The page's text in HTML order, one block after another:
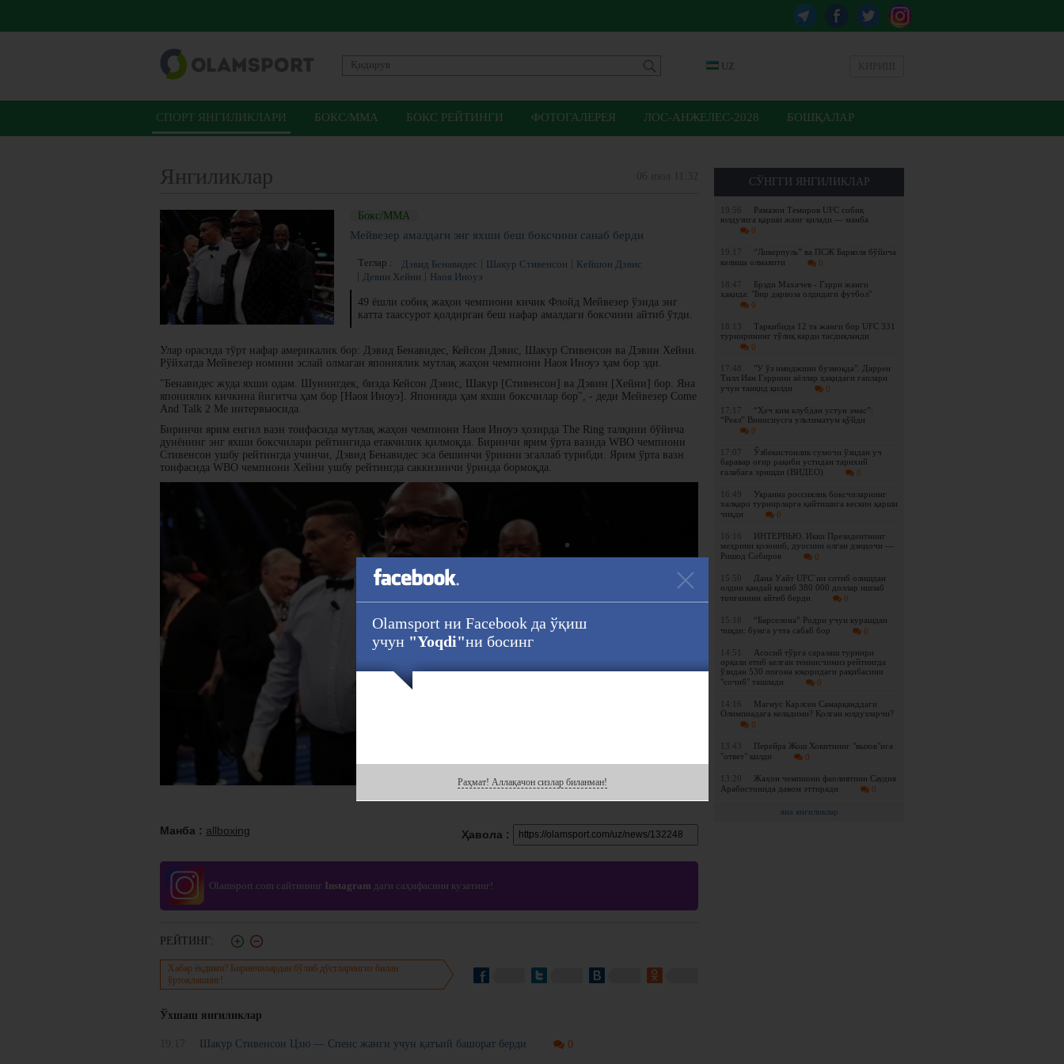
UZ
СПОРТ ЯНГИЛИКЛАРИ БОКС/ММА БОКС РЕЙТИНГИ ФОТОГАЛЕРЕЯ ЛОС-АНЖЕЛЕС-2028 БОШҚАЛАР
СЎНГГИ ЯНГИЛИКЛАР
19:56
Рамазон Темиров UFC собиқ
юлдузига қарши жанг қилади — манба
0
19:17
“Ливерпуль” ва ПСЖ Барколя бўйича
келиша олмаяпти
0
18:47
Брэди Махачев - Гэрри жанги
ҳақида: "Бир дарвоза олдидаги футбол"
0
18:13
Таркибида 12 та жанги бор UFC 331
турнирининг тўлиқ карди тасдиқланди
0
17:48
"У ўз имиджини бузмоқда". Даррен
Тилл Иан Гэррини аёллар ҳақидаги гаплари
учун танқид қилди
0
17:17
“Ҳеч ким клубдан устун эмас”:
“Реал” Винисиусга ультиматум қўйди
0
17:07
Ўзбекистонлик сумочи ўзидан уч
баравар оғир рақиби устидан тарихий
ғалабага эришди (ВИДЕО)
0
16:49
Украина россиялик боксчиларнинг
халқаро турнирларга қайтишига кескин қарши
чиқди
0
16:16
ИНТЕРВЬЮ. Икки Президентнинг
меҳрини қозониб, дуосини олган дзюдочи —
Ришод Собиров
0
15:50
Дана Уайт UFC`ни сотиб олишдан
олдин қандай қилиб 380 000 доллар ишлаб
топганини айтиб берди
0
15:18
“Барселона” Родри учун курашдан
чиқди: бунга учта сабаб бор
0
14:51
Асосий тўрга саралаш турнири
орқали етиб келган теннисчимиз рейтингда
ўзидан 530 поғона юқоридаги рақибасини
"сочиб" ташлади
0
14:16
Магнус Карлсен Самарқанддаги
Олимпиадага келадими? Қолган юлдузларчи?
0
13:43
Перейра Жош Хокитнинг "вызов"ига
"ответ" қилди
0
13:20
Жаҳон чемпиони фаолиятини Саудия
Арабистонида давом эттиради
0
яна янгиликлар
Янгиликлар
Бокс/ММА
Мейвезер амалдаги энг яхши беш боксчини санаб берди
Теглар : Дэвид Бенавидес Шакур Стивенсон
Кейшон Дэвис
Девин Хейни
Наоя Иноуэ
49 ёшли собиқ жаҳон чемпиони кичик Флойд Мейвезер ўзида энг
катта таассурот қолдирган беш нафар амалдаги боксчини айтиб ўтди.
Улар орасида тўрт нафар америкалик бор: Дэвид Бенавидес, Кейсон Дэвис, Шакур Стивенсон ва Дэвин Хейни.
Рўйхатда Мейвезер номини эслай олмаган япониялик мутлақ жаҳон чемпиони Наоя Иноуэ ҳам бор эди.
"Бенавидес жуда яхши одам. Шунингдек, бизда Кейсон Дэвис, Шакур [Стивенсон] ва Дэвин [Хейни] бор. Яна
япониялик кичкина йигитча ҳам бор [Наоя Иноуэ]. Японияда ҳам яхши боксчилар бор", - деди Мейвезер Come
And Talk 2 Ме интервьюсида.
Биринчи ярим енгил вазн тоифасида мутлақ жаҳон чемпиони Наоя Иноуэ ҳозирда The Ring талқини бўйича
дунёнинг энг яхши боксчилари рейтингида етакчилик қилмоқда. Биринчи ярим ўрта вазнда WBO чемпиони
Стивенсон ушбу рейтингда учинчи, Дэвид Бенавидес эса бешинчи ўринни эгаллаб турибди. Ярим ўрта вазн
тоифасида WBO чемпиони Хейни ушбу рейтингда саккизинчи ўринда бормоқда.
Ҳавола :
Манба : allboxing
Olamsport.com сайтининг Instagram даги саҳифасини кузатинг!
РЕЙТИНГ:
Хабар ёқдими? Биринчилардан бўлиб дўстларингиз билан
ўртоқлашинг!
Ўхшаш янгиликлар
Шакур Стивенсон Цзю — Спенс жанги учун қатъий башорат берди 0
Olamsport ни Facebook да ўқиш
учун "Yoqdi"ни босинг
Раҳмат! Аллақачон сизлар биланман!